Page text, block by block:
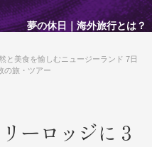
夢の休日｜海外旅行とは？
と美食を愉しむニュージーランド 7日
の旅・ツアー
ーロッジに３